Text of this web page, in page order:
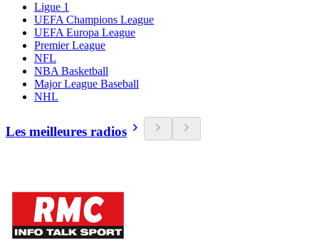
Ligue 1
UEFA Champions League
UEFA Europa League
Premier League
NFL
NBA Basketball
Major League Baseball
NHL
Les meilleures radios